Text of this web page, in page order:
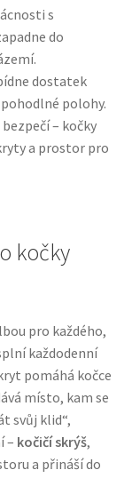
krmivo
bez obilovin
s
do
dostatek
polohy.
– kočky
a prostor pro
kočky
pro každého,
každodenní
pomáhá kočce
místo, kam se
svůj klid“,
– kočičí skrýš,
a přináší do